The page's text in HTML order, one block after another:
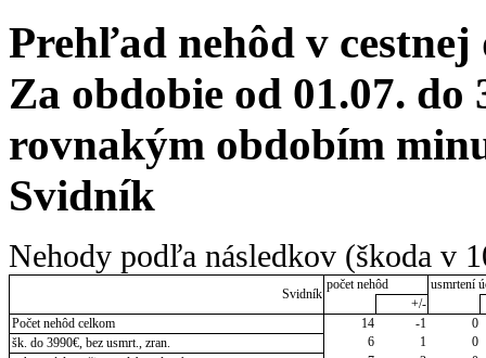
Prehľad nehôd v cestnej
Za obdobie od 01.07. do
rovnakým obdobím
Svidník
Nehody podľa následkov (škoda v
Svidník
počet nehôd
usmrtení
+/-
Počet nehôd celkom
14 -1
0
šk. do 3990€, bez usmrt., zran.
6 1
0